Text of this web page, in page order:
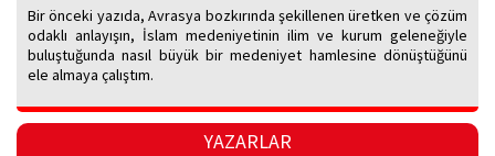
Bir önceki yazıda, Avrasya bozkırında şekillenen üretken ve çözüm
odaklı anlayışın, İslam medeniyetinin ilim ve kurum geleneğiyle
buluştuğunda nasıl büyük bir medeniyet hamlesine dönüştüğünü
ele almaya çalıştım.
YAZARLAR